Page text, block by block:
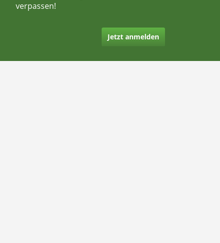
verpassen!
Jetzt anmelden